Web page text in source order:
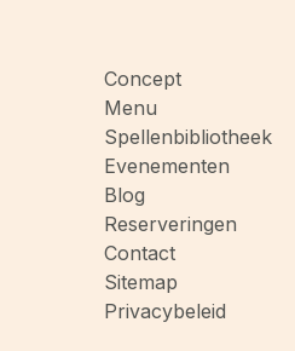
Concept
Menu
Spellenbibliotheek
Evenementen
Blog
Reserveringen
Contact
Sitemap
Privacybeleid